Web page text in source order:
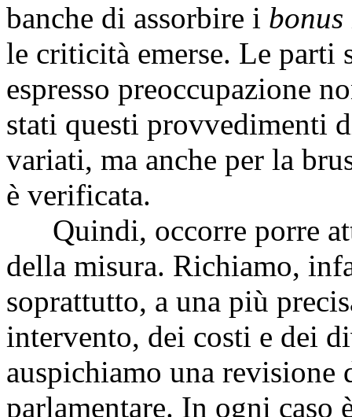
banche di assorbire i bonus
le criticità emerse. Le parti
espresso preoccupazione
stati questi provvedimenti
variati, ma anche per la
è verificata.
Quindi, occorre porre
della misura. Richiamo,
soprattutto, a una più
intervento, dei costi e dei
auspichiamo una revisione
parlamentare. In ogni caso